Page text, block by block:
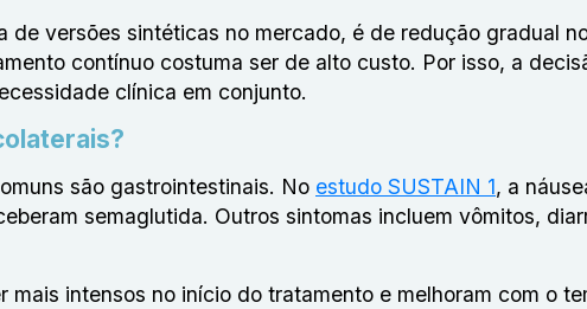
de versões sintéticas no mercado, é de redução gradual
contínuo costuma ser de alto custo. Por isso, a
clínica em conjunto.
são gastrointestinais. No estudo SUSTAIN 1, a
semaglutida. Outros sintomas incluem vômitos,
mais intensos no início do tratamento e melhoram com o